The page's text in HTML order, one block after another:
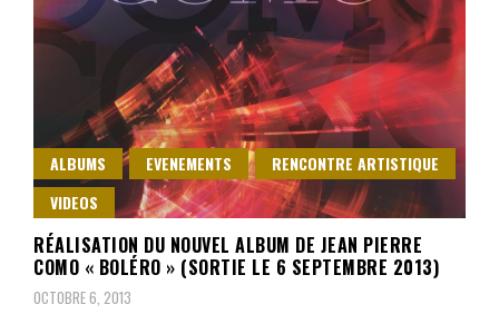
ALBUMS EVENEMENTS
RENCONTRE ARTISTIQUE
VIDEOS
RÉALISATION DU NOUVEL ALBUM DE JEAN PIERRE
COMO « BOLÉRO » (SORTIE LE 6 SEPTEMBRE 2013)
OCTOBRE 6, 2013